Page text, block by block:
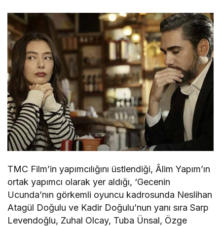
TMC Film’in yapımcılığını üstlendiği, Âlim Yapım’ın
ortak yapımcı olarak yer aldığı, ‘Gecenin
Ucunda’nın görkemli oyuncu kadrosunda Neslihan
Atagül Doğulu ve Kadir Doğulu’nun yanı sıra Sarp
Levendoğlu, Zuhal Olcay, Tuba Ünsal, Özge